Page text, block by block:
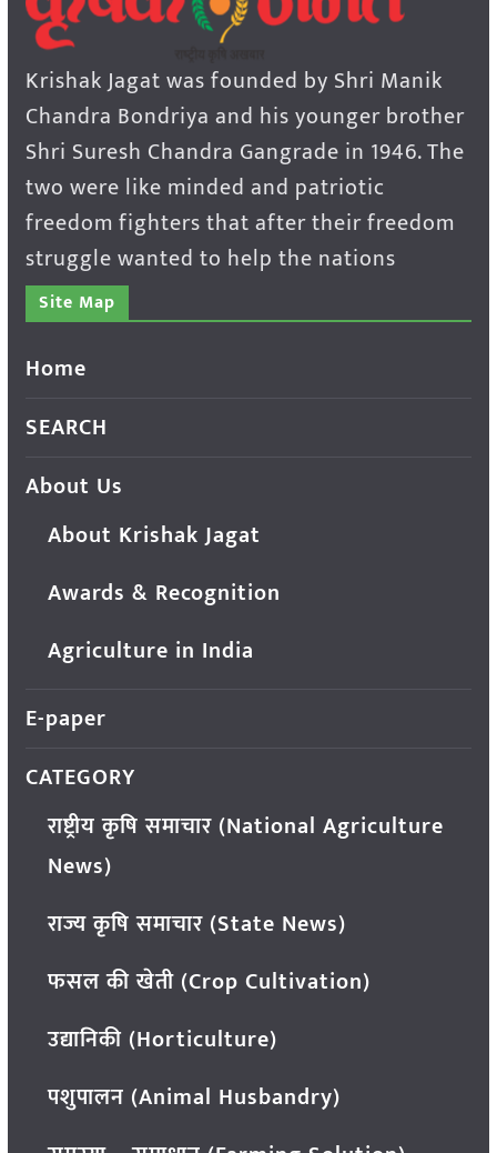
Krishak Jagat was founded by Shri Manik
Chandra Bondriya and his younger brother
Shri Suresh Chandra Gangrade in 1946. The
two were like minded and patriotic
freedom fighters that after their freedom
struggle wanted to help the nations
Site Map
Home
SEARCH
About Us
About Krishak Jagat
Awards & Recognition
Agriculture in India
E-paper
CATEGORY
राष्ट्रीय कृषि समाचार (National Agriculture
News)
राज्य कृषि समाचार (State News)
फसल की खेती (Crop Cultivation)
उद्यानिकी (Horticulture)
पशुपालन (Animal Husbandry)